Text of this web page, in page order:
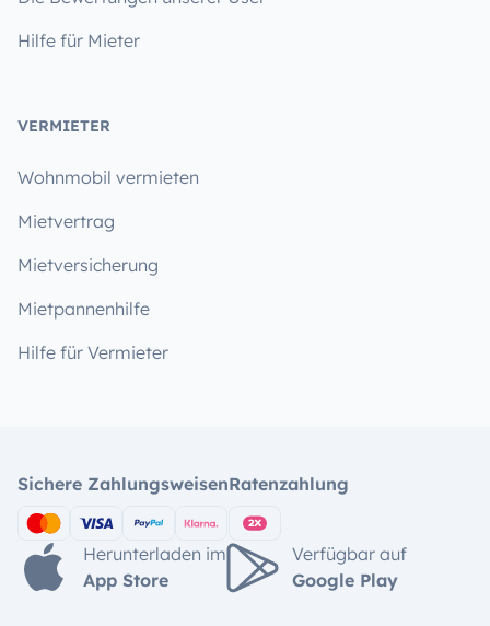
Hilfe für Mieter
VERMIETER
Wohnmobil vermieten
Mietvertrag
Mietversicherung
Mietpannenhilfe
Hilfe für Vermieter
Sichere ZahlungsweisenRatenzahlung
Herunterladen im
App Store
Verfügbar auf
Google Play